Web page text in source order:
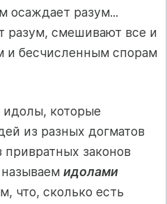
осаждает разум...
разум, смешивают все и
и бесчисленным спорам
которые
из разных догматов
законов
идолами
что, сколько есть